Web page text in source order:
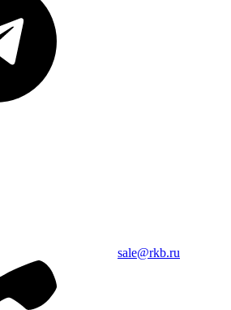
sale@rkb.ru